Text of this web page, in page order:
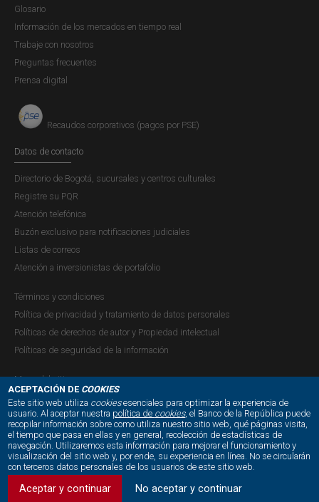
ACEPTACIÓN DE COOKIES
Este sitio web utiliza cookiesesenciales para optimizar la experiencia de
usuario. Al aceptar nuestra política de cookies, el Banco de la República puede
recopilar información sobre como utiliza nuestro sitio web, qué páginas visita,
el tiempo que pasa en ellas y en general, recolección de estadísticas de
navegación. Utilizaremos esta información para mejorar el funcionamiento y
visualización del sitio web y, por ende, su experiencia en línea. No se circularán
con terceros datos personales de los usuarios de este sitio web.
Aceptar y continuar No aceptar y continuar
Glosario
Información de los mercados en tiempo real
Trabaje con nosotros
Preguntas frecuentes
Prensa digital
Recaudos corporativos (pagos por PSE)
Datos de contacto
Directorio de Bogotá, sucursales y centros culturales
Registre su PQR
Atención telefónica
Buzón exclusivo para notificaciones judiciales
Listas de correos
Atención a inversionistas de portafolio
Términos y condiciones
Política de privacidad y tratamiento de datos personales
Políticas de derechos de autor y Propiedad intelectual
Políticas de seguridad de la información
Mapa del sitio
NUESTRAS REDES SOCIALES: